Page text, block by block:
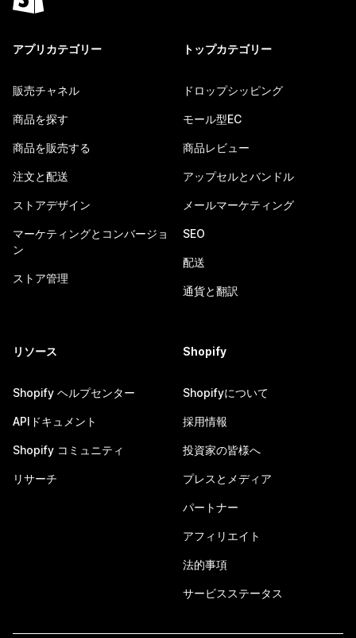
アプリカテゴリー
販売チャネル
商品を探す
商品を販売する
注文と配送
ストアデザイン
マーケティングとコンバージョ
ン
ストア管理
トップカテゴリー
ドロップシッピング
モール型EC
商品レビュー
アップセルとバンドル
メールマーケティング
SEO
配送
通貨と翻訳
リソース
Shopify ヘルプセンター
APIドキュメント
Shopify コミュニティ
リサーチ
Shopify
Shopifyについて
採用情報
投資家の皆様へ
プレスとメディア
パートナー
アフィリエイト
法的事項
サービスステータス